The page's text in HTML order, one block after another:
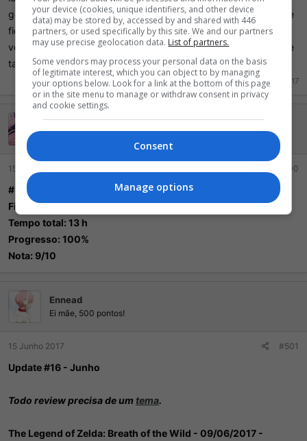
gostei do jogo mas empurrei muito com a barriga pra terminar e
fiquei sem jogar durante alguns meses porque não tinha nem
vontade de abrir de novo, mas hoje, abri e zerei, nem sabia que
tava no final.
Ultima Edição:15 Junho 2017
foxmulderbh
15 Junho 2017 #500
#34 - Parasite Eve 2 ( Playstation )
Finalizado em: 15/06/17
Tempo total: 13 h
Progresso: 100%
Nota: 9/10
Ennead
Ei mãe, 500 pontos!
15 Junho 2017 #501
Update #16 - Junho
Todo review precisa de um tema.
The Legend of Zelda: Breath of the Wild - 09/06/2017 -
your device (cookies, unique identifiers, and other device
data) may be stored by, accessed by and shared with 446
partners, or used specifically by this site. We and our partners
may use precise geolocation data. List of partners.
Some vendors may process your personal data on the basis
of legitimate interest, which you can object to by managing
your options below. Look for a link at the bottom of this page
or in the site menu to manage or withdraw consent in privacy
and cookie settings.
Consent
Manage options